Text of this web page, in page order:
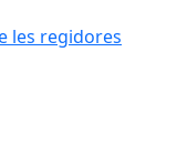
les regidores